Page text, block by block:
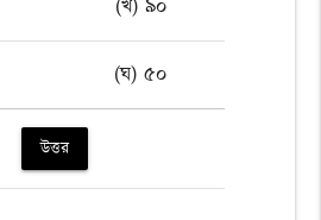
(খ) ৯০
(ঘ) ৫০
উত্তর